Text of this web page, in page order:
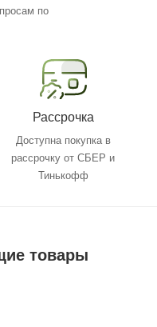
по
Рассрочка
Доступна покупка в
рассрочку от СБЕР и
Тинькофф
товары